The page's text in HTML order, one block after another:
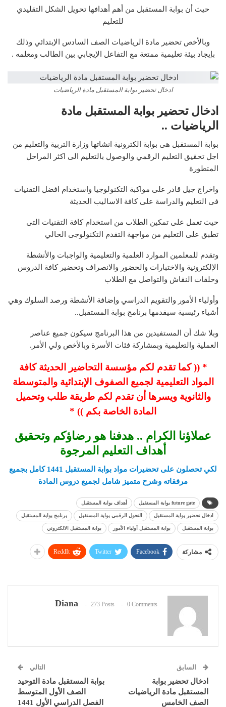
حيث أن بوابة المستقبل من أهم أهدافها تحويل الشكل التقليدي
للتعليم
وبالأخص تحضير مادة الرياضيات الصف السادس الإبتدائي وذلك
بإيجاد بيئة تعليمية ممتعة مع التفاعل الإيجابي بين الطالب ومعلمه .
ادخال تحضير بوابة المستقبل مادة الرياضيات
ادخال تحضير بوابة المستقبل مادة
الرياضيات ..
بوابة المستقبل هى بوابة الكترونية انشاتها وزارة التربية والتعليم من
اجل تحقيق التعليم الرقمي والوصول بالتعليم الى اكثر المراحل
المتطورة
واخراج جيل قادر على مواكبة التكنولوجيا واستخدام افضل التقنيات
فى التعليم والدراسة على كافة الاساليب الحديثة
حيث تعمل على تمكين الطلاب من استخدام كافة التقنيات التى
تطبق على التعليم من مواجهة التقدم التكنولوجى الحالي
وتقدم للمعلمين الموارد العلمية والتعليمية والواجبات والأنشطة
الإلكترونية والاختبارات والحضور والانصراف وتحضير كافة الدروس
وحلقات النقاش والتواصل مع الطلاب
وأولياء الأمور والتقويم الدراسي وإضافة الأنشطة ورصد السلوك وهي
أشياء رئيسية سيقدمها برنامج بوابة المستقبل..
وبلا شك أن المستفيدين من هذا البرنامج سيكون جميع عناصر
العملية والتعليمية وبمشاركة فئات الأسرة وبالأخص ولي الأمر.
* (( كما تقدم لكم مؤسسة التحاضير الحديثة كافة
المواد التعليمية لجميع الصفوف الإبتدائية والمتوسطة
والثانوية ويسرها أن تقدم لكم طريقة طلب وتحميل
المادة الخاصة بكم )) *
عملاؤنا الكرام .. هدفنا هو رضاؤكم وتحقيق
أهداف التعليم المرجوة
لكي تحصلون على تحضيرات مواد بوابة المستقبل 1441
كامل بجميع
مرفقاته وشرح متميز شامل لجميع دروس المادة
future gate بوابة المستقبل أهداف بوابة المستقبل
ادخال تحضير بوابة المستقبل التحول الرقمي بوابة المستقبل برنامج بوابة المستقبل
بوابة المستقبل بوابة المستقبل أولياء الأمور بوابة المستقبل الالكتروني
مشاركة Facebook
Twitter
ReddIt
Diana 273 Posts 0 Comments
السابق
ادخال تحضير بوابة
المستقبل مادة الرياضيات
الصف الخامس
التالي
بوابة المستقبل مادة التوحيد
الصف الأول المتوسط
الفصل الدراسي الأول 1441